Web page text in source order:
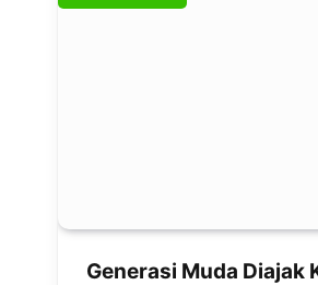
Generasi Muda Diajak